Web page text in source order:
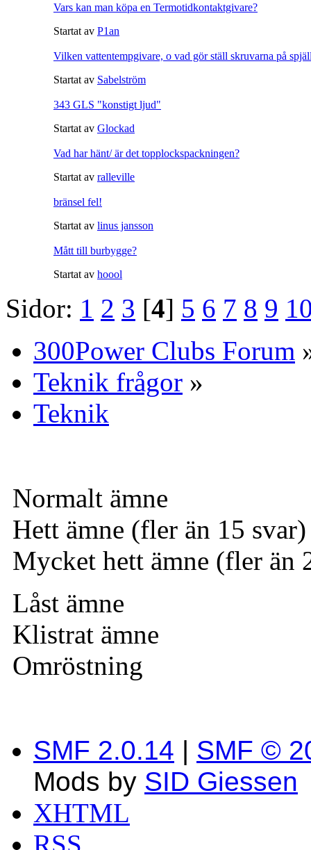
Vars kan man köpa en Termotidkontaktgivare?
Startat av P1an
Vilken vattentempgivare, o vad gör ställ skruvarna på
Startat av Sabelström
343 GLS "konstigt ljud"
Startat av Glockad
Vad har hänt/ är det topplockspackningen?
Startat av ralleville
bränsel fel!
Startat av linus jansson
Mått till burbygge?
Startat av hoool
Sidor: 1 2 3 [4] 5 6 7 8 9
300Power Clubs Forum
Teknik frågor »
Teknik
Normalt ämne
Hett ämne (fler än 15 svar)
Mycket hett ämne (fler än
Låst ämne
Klistrat ämne
Omröstning
SMF 2.0.14 | SMF ©
Mods by SID Giessen
XHTML
RSS